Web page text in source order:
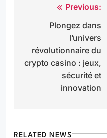
navigation
Previous:
Plongez dans
l’univers
révolutionnaire du
crypto casino : jeux,
sécurité et
innovation
RELATED NEWS